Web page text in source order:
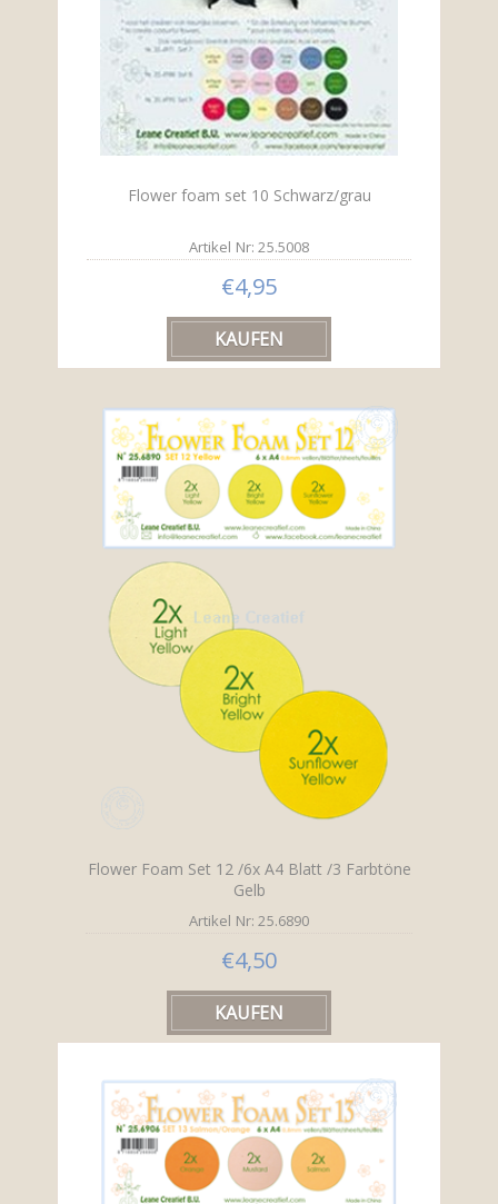
Flower foam set 10 Schwarz/grau
Artikel Nr: 25.5008
€4,95
Flower Foam Set 12 /6x A4 Blatt /3 Farbtöne
Gelb
Artikel Nr: 25.6890
€4,50